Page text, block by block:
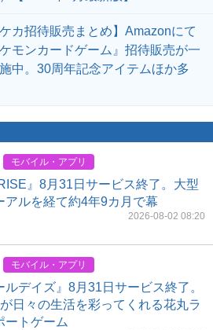
ケカ招待販売まとめ】Amazonにて
ケモンカードゲーム』招待販売が一
中。30周年記念アイテムほか多
モバイル・アプリ
』8月31日サービス終了。大型
アルを経て約4年9カ月で幕
2026-08-02 08:20
モバイル・アプリ
ルデイズ』8月31日サービス終了。
日々の生活を彩ってくれる花丸ラ
ートゲーム